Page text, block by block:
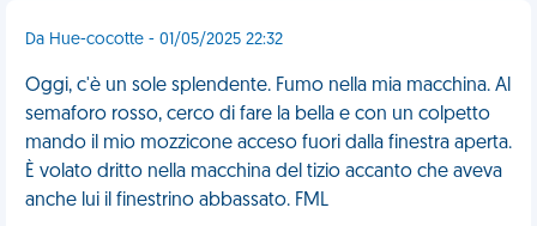
Da Hue-cocotte - 01/05/2025 22:32
Oggi, c'è un sole splendente. Fumo nella mia macchina. Al
semaforo rosso, cerco di fare la bella e con un colpetto
mando il mio mozzicone acceso fuori dalla finestra aperta.
È volato dritto nella macchina del tizio accanto che aveva
anche lui il finestrino abbassato. FML